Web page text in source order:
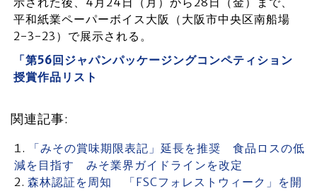
平和紙業ペーパーボイス大阪（大阪市中央区南船場
2-3-23）で展示される。
「第56回ジャパンパッケージングコンペティション
授賞作品リスト
関連記事:
「みその賞味期限表記」延長を推奨 食品ロスの低
減を目指す みそ業界ガイドラインを改定
森林認証を周知 「FSCフォレストウィーク」を開